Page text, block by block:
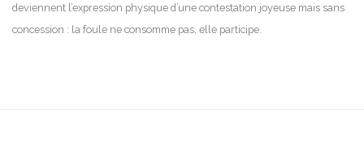
deviennent l’expression physique d’une contestation joyeuse mais sans
concession : la foule ne consomme pas, elle participe.